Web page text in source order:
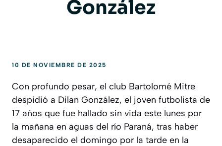
González
10 DE NOVIEMBRE DE 2025
Con profundo pesar, el club Bartolomé Mitre
despidió a Dilan González, el joven futbolista de
17 años que fue hallado sin vida este lunes por
la mañana en aguas del río Paraná, tras haber
desaparecido el domingo por la tarde en la